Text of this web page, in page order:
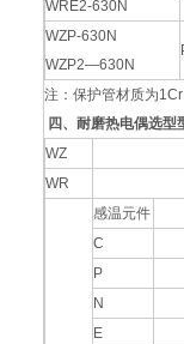
WRE2-630N
WZP-630N
WZP2—630N
注：保护管材质为
四、耐磨热电偶选型
WZ
WR
感温元件
C
P
N
E